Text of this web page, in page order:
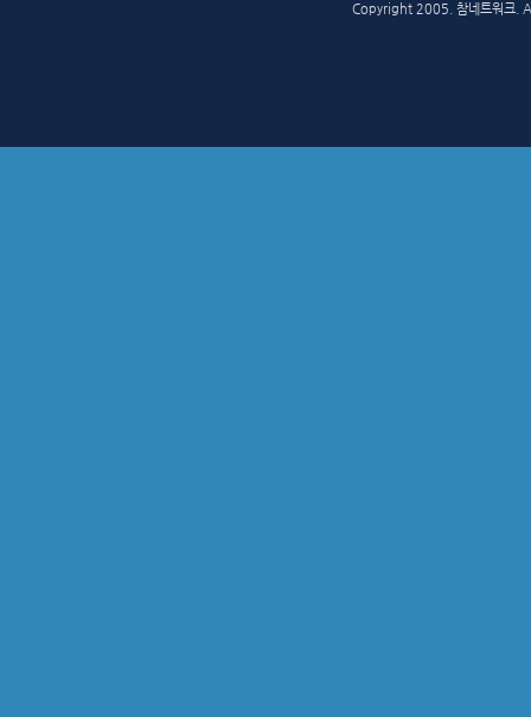
Copyright 2005. 참네트워크.